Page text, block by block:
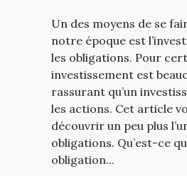
Un des moyens de se
notre époque est
les obligations. Pour
investissement est
rassurant qu’un
les actions. Cet article
découvrir un peu plus
obligations. Qu’est-ce
obligation...